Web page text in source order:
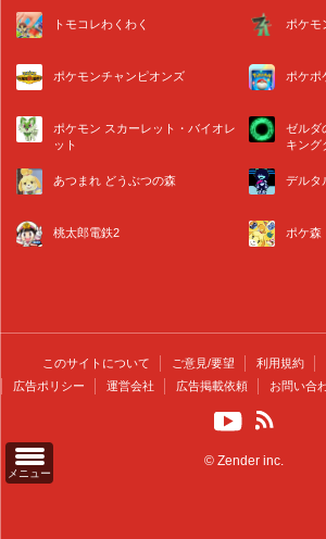
メニュー
トモコレわくわく ポケモ
ポケモンチャンピオンズ ポケポ
ポケモン スカーレット・バイオレ
ット
ゼルダ
キング
あつまれ どうぶつの森 デルタ
桃太郎電鉄2 ポケ森
このサイトについて ご意見/要望 利用規約
広告ポリシー
運営会社 広告掲載依頼 お問い合
© Zender inc.